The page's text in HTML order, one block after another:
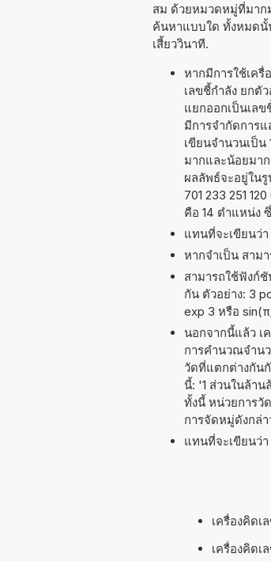
สม ด้วยหมวดหมู่ที่มาก
ค้นหาแบบใด ทั้งหมดนั้
เสี้ยววินาที.
หากมีการใช้เค
เลขชี้กำลัง ยกตัว
แยกออกเป็นเลข
มีการจำกัดการ
เขียนจำนวนเป็น
มากและน้อยมา
ผลลัพธ์จะอยู่ใน
701 233 251
คือ 14 ตำแหน่ง
แทนที่จะเขียนว่
หากจำเป็น สาม
สามารถใช้ฟังก์
กัน ตัวอย่าง: 3
exp 3 หรือ
นอกจากนี้แล้ว เ
การคำนวณจำน
วัดที่แตกต่างกัน
นี้: '1 ส่วนในล้าน
ทั้งนี้ หน่วยการวั
การจัดหมู่ดังกล่า
แทนที่จะเขียนว่
เครื่องคิดเ
เครื่องคิด